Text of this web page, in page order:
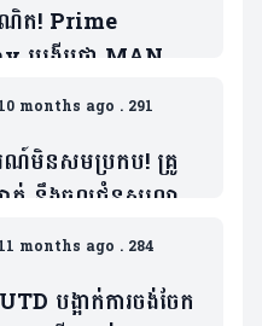
ណិត! Prime
បង្ហើបថា MAN
រឿងមួយដាក់ ដែលជា
ល់តម្លៃឲ្យខ្លួន
10 months ago . 291
រណ៍មិនសមប្រកប! គ្រូ
នាក់ នឹងចូលជំនួសលោក
ប្រសិនក្លឹបមិនធ្វើរឿង
11 months ago . 284
បង្អាក់ការចង់ចែក